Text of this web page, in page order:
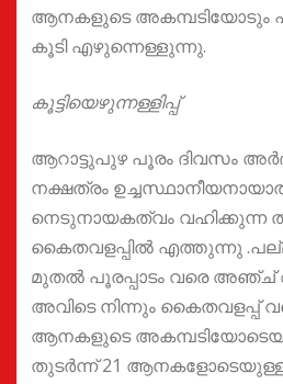
ആനകളുടെ അകമ്പടിയോടും
കൂടി എഴുന്നെള്ളുന്നു.
കൂട്ടിയെഴുന്നള്ളിപ്പ്
ആറാട്ടുപുഴ പൂരം ദിവസം
നക്ഷത്രം
നെടുനായകത്വം വഹിക്കുന്ന
കൈതവളപ്പിൽ എത്തുന്നു
മുതൽ പൂരപ്പാടം വരെ
അവിടെ നിന്നും കൈതവളപ്പ്
ആനകളുടെ
തുടർന്ന് 21 ആനകളോടെയുള്ള